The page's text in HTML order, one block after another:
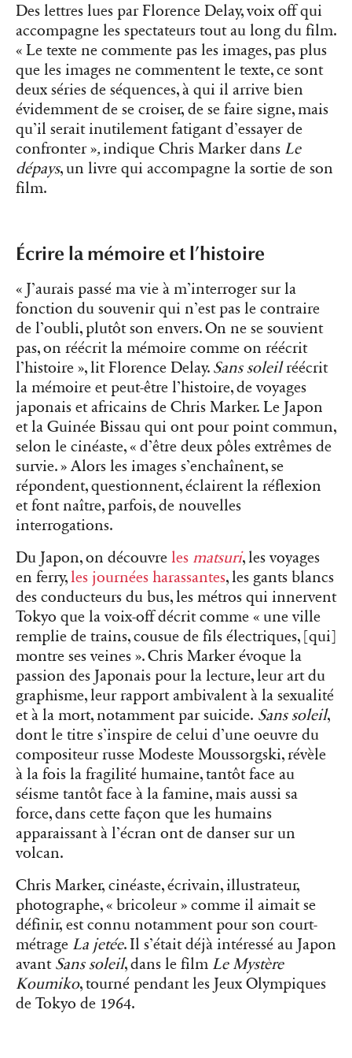
Des lettres lues par Florence Delay, voix off qui
accompagne les spectateurs tout au long du film.
« Le texte ne commente pas les images, pas plus
que les images ne commentent le texte, ce sont
deux séries de séquences, à qui il arrive bien
évidemment de se croiser, de se faire signe, mais
qu’il serait inutilement fatigant d’essayer de
confronter»,indique Chris Marker dans Le
dépays, un livre qui accompagne la sortie de son
film.
Écrire la mémoire et l’histoire
« J’aurais passé ma vie à m’interroger sur la
fonction du souvenir qui n’est pas le contraire
de l’oubli, plutôt son envers. On ne se souvient
pas, on réécrit la mémoire comme on réécrit
l’histoire », lit Florence Delay. Sans soleilréécrit
la mémoire et peut-être l’histoire, de voyages
japonais et africains de Chris Marker. Le Japon
et la Guinée Bissau qui ont pour point commun,
selon le cinéaste, « d’être deux pôles extrêmes de
survie. » Alors les images s’enchaînent, se
répondent, questionnent, éclairent la réflexion
et font naître, parfois, de nouvelles
interrogations.
Du Japon, on découvre les matsuri, les voyages
en ferry,les journées harassantes, les gants blancs
des conducteurs du bus, les métros qui innervent
Tokyo que la voix-off décrit comme « une ville
remplie de trains, cousue de fils électriques, [qui]
montre ses veines ». Chris Marker évoque la
passion des Japonais pour la lecture, leur art du
graphisme, leur rapport ambivalent à la sexualité
et à la mort, notamment par suicide. Sans soleil,
dont le titre s’inspire de celui d’une oeuvre du
compositeur russe Modeste Moussorgski, révèle
à la fois la fragilité humaine, tantôt face au
séisme tantôt face à la famine, mais aussi sa
force, dans cette façon que les humains
apparaissant à l’écran ont de danser sur un
volcan.
Chris Marker, cinéaste, écrivain, illustrateur,
photographe, « bricoleur » comme il aimait se
définir, est connu notamment pour son court-
métrage La jetée. Il s’était déjà intéressé au Japon
avant Sans soleil, dans le film Le Mystère
Koumiko, tourné pendant les Jeux Olympiques
de Tokyo de 1964.